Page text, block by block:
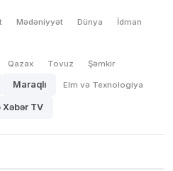
Mədəniyyət Dünya İdman
Qazax Tovuz Şəmkir
Maraqlı Elm və Texnologiya
Xəbər TV